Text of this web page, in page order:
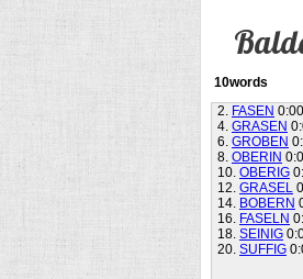
10words
2. FASEN 0:00
4. GRASEN
6. GROBEN
8. OBERIN
10. OBERIG
12. GRASEL
14. BOBERN
16. FASELN
18. SEINIG
20. SUFFIG